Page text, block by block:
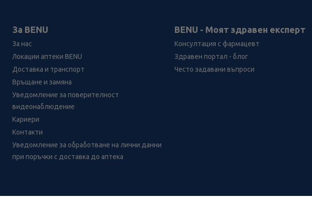
За BENU
За нас
Локации аптеки BENU
Доставка и транспорт
Връщане и замяна
Уведомление за поверителност
видеонаблюдение
Кариери
Контакти
Уведомление за обработване на лични данни
при поръчки с доставка до аптека
BENU - Моят здравен експерт
Консултация с фармацевт
Здравен портал - блог
Често задавани въпроси
Лесно ли се ориентираш в